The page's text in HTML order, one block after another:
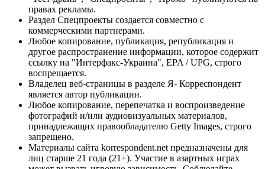
правах рекламы.
Раздел Спецпроекты создается совместно с
коммерческими партнерами.
Любое копирование, публикация, републикация и
другое распространение информации, которое содержит
ссылку на "Интерфакс-Украина", EPA / UPG, строго
воспрещается.
Владелец веб-страницы в разделе Я- Корреспондент
является автор публикации.
Любое копирование, перепечатка и воспроизведение
фотографий и/или аудиовизуальных материалов,
принадлежащих правообладателю Getty Images, строго
запрещено.
Материалы сайта korrespondent.net предназначены для
лиц старше 21 года (21+). Участие в азартных играх